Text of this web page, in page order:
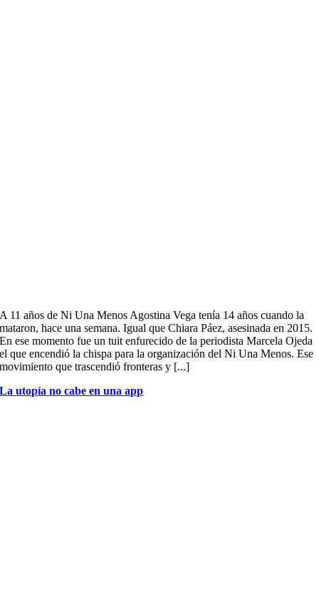
A 11 años de Ni Una Menos Agostina Vega tenía 14 años cuando la
mataron, hace una semana. Igual que Chiara Páez, asesinada en 2015.
En ese momento fue un tuit enfurecido de la periodista Marcela Ojeda
el que encendió la chispa para la organización del Ni Una Menos. Ese
movimiento que trascendió fronteras y [...]
La utopía no cabe en una app